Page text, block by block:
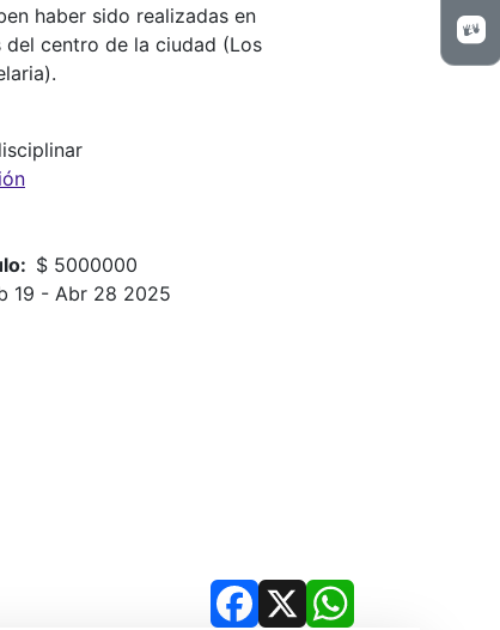
haber sido realizadas en
centro de la ciudad (Los
$ 5000000
19 - Abr 28 2025
Facebook
X